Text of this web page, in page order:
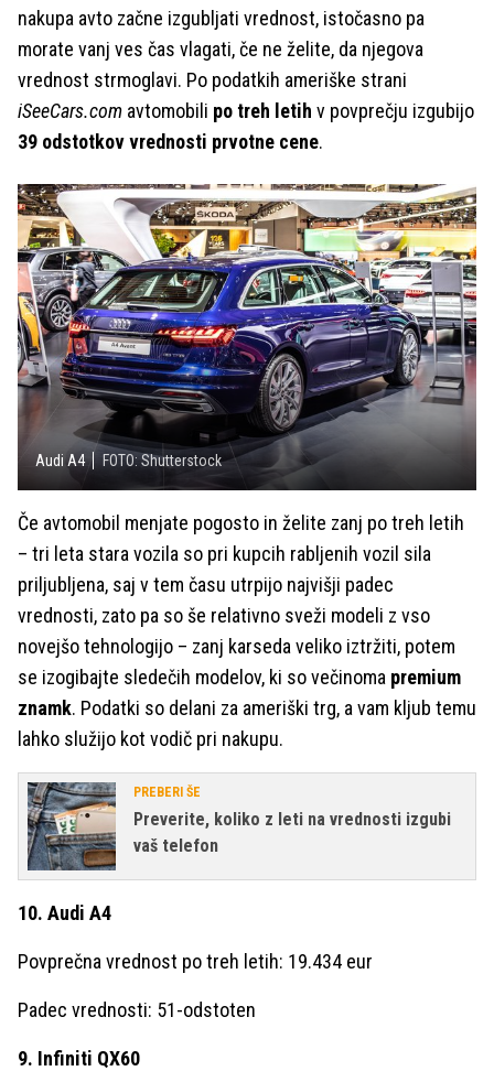
nakupa avto začne izgubljati vrednost, istočasno pa
morate vanj ves čas vlagati, če ne želite, da njegova
vrednost strmoglavi. Po podatkih ameriške strani
iSeeCars.com avtomobili po treh letih v povprečju izgubijo
39 odstotkov vrednosti prvotne cene.
Audi A4 FOTO: Shutterstock
Če avtomobil menjate pogosto in želite zanj po treh letih
– tri leta stara vozila so pri kupcih rabljenih vozil sila
priljubljena, saj v tem času utrpijo najvišji padec
vrednosti, zato pa so še relativno sveži modeli z vso
novejšo tehnologijo – zanj karseda veliko iztržiti, potem
se izogibajte sledečih modelov, ki so večinoma premium
znamk. Podatki so delani za ameriški trg, a vam kljub temu
lahko služijo kot vodič pri nakupu.
PREBERI ŠE
Preverite, koliko z leti na vrednosti izgubi
vaš telefon
10. Audi A4
Povprečna vrednost po treh letih: 19.434 eur
Padec vrednosti: 51-odstoten
9. Infiniti QX60